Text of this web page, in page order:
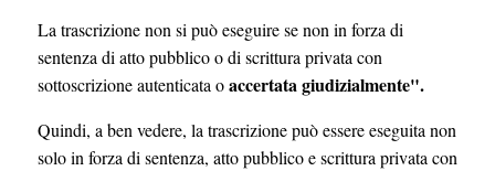
La trascrizione non si può eseguire se non in forza di
sentenza di atto pubblico o di scrittura privata con
sottoscrizione autenticata oaccertata giudizialmente".
Quindi, a ben vedere, la trascrizione può essere eseguita non
solo in forza di sentenza, atto pubblico e scrittura privata con